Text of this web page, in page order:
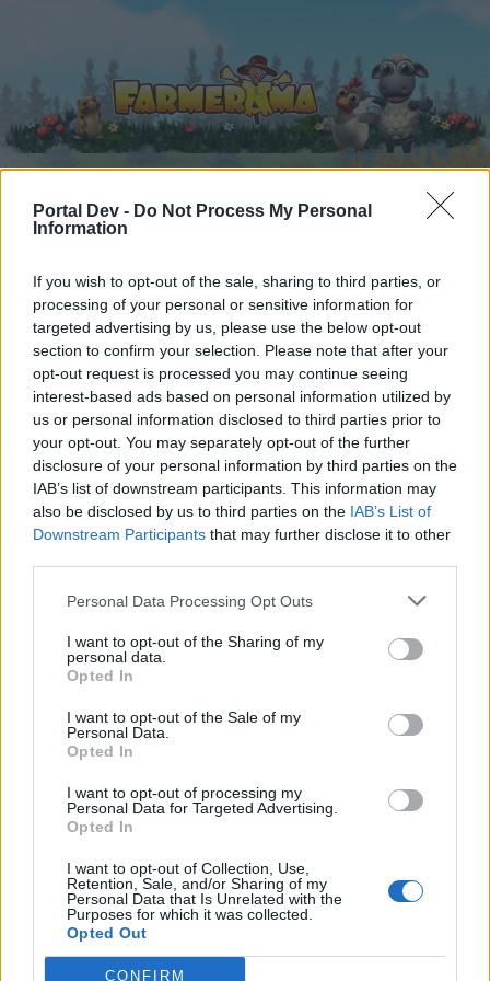
Portal Dev - Do Not Process My Personal
Information
If you wish to opt-out of the sale, sharing to third parties, or
processing of your personal or sensitive information for
targeted advertising by us, please use the below opt-out
section to confirm your selection. Please note that after your
opt-out request is processed you may continue seeing
interest-based ads based on personal information utilized by
us or personal information disclosed to third parties prior to
your opt-out. You may separately opt-out of the further
disclosure of your personal information by third parties on the
IAB’s list of downstream participants. This information may
also be disclosed by us to third parties on the IAB’s List of
Downstream Participants that may further disclose it to other
Personal Data Processing Opt Outs
I want to opt-out of the Sharing of my
personal data.
Opted In
I want to opt-out of the Sale of my
Personal Data.
Opted In
I want to opt-out of processing my
Personal Data for Targeted Advertising.
Opted In
I want to opt-out of Collection, Use,
Retention, Sale, and/or Sharing of my
Personal Data that Is Unrelated with the
Purposes for which it was collected.
Opted Out
CONFIRM
Início Ajuda
Ajuda
Caro jogador,
Se queres estar ativamente envolvido no Fórum e
participar nas nossas discussões, ou se queres
começar o teu próprio tópico ou escrever uma
mensagem, tens de fazer login no jogo primeiro.
próxima visita ao Fórum!„Joga aqui“
Ajuda
Smilies
pode inserir ao postar uma mensagem.
Códigos BB
visual de suas mensagens. Esta página mostra uma lista
de todos os códigos BB disponíveis.
Troféus
diferentes ações. Esta página mostra uma lista dos
troféus que estão disponíveis.
Uso de cookies
Esta página explica-te o uso de cookies por parte deste
website.
Início Fóruns